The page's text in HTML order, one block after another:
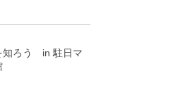
知ろう in 駐日マ